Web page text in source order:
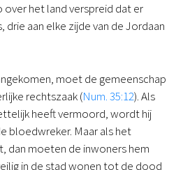
het land verspreid dat er
drie aan elke zijde van de Jordaan
moet de gemeenschap
rechtszaak (Num. 35:12). Als
heeft vermoord, wordt hij
bloedwreker. Maar als het
dan moeten de inwoners hem
in de stad wonen tot de dood